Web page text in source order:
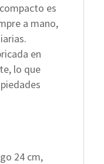
es
a mano,
en
lo que
24 cm,